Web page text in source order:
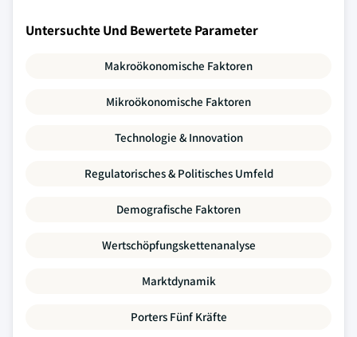
Untersuchte Und Bewertete Parameter
Makroökonomische Faktoren
Mikroökonomische Faktoren
Technologie & Innovation
Regulatorisches & Politisches Umfeld
Demografische Faktoren
Wertschöpfungskettenanalyse
Marktdynamik
Porters Fünf Kräfte